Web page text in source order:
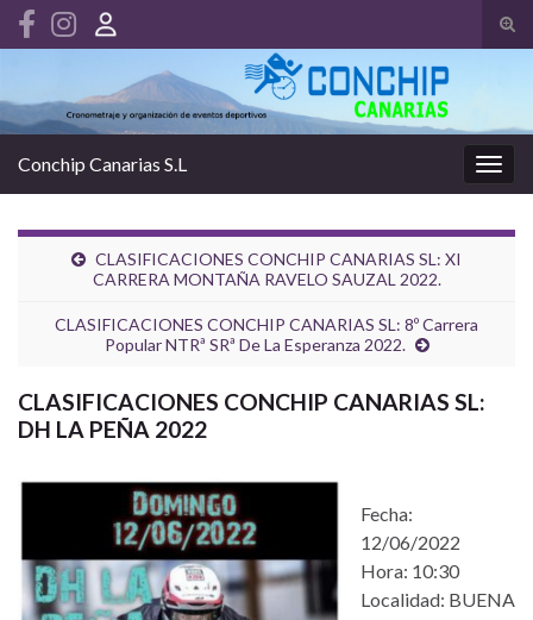
el
Search for:
la
Conchip Canarias S.L
CLASIFICACIONES CONCHIP CANARIAS SL: XI
CARRERA MONTAÑA RAVELO SAUZAL 2022.
CLASIFICACIONES CONCHIP CANARIAS SL: 8º Carrera
Popular NTRª SRª De La Esperanza 2022.
CLASIFICACIONES CONCHIP CANARIAS SL:
DH LA PEÑA 2022
Fecha:
12/06/2022
Hora: 10:30
Localidad: BUENA